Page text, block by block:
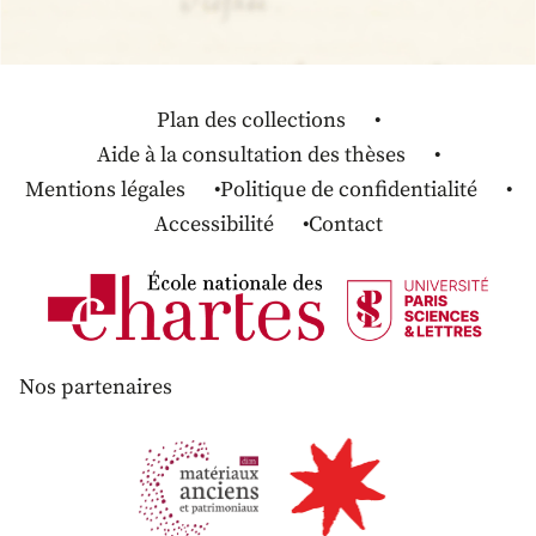
Plan des collections
Aide à la consultation des thèses
Mentions légales
Politique de confidentialité
Accessibilité
Contact
Nos partenaires